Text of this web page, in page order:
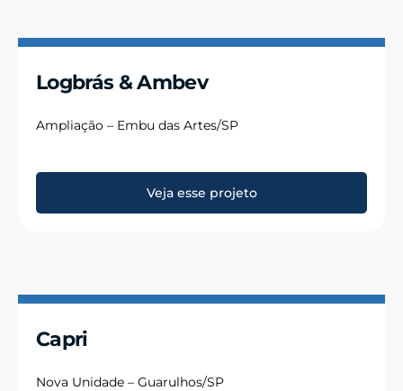
Logbrás & Ambev
Ampliação – Embu das Artes/SP
Veja esse projeto
Capri
Nova Unidade – Guarulhos/SP